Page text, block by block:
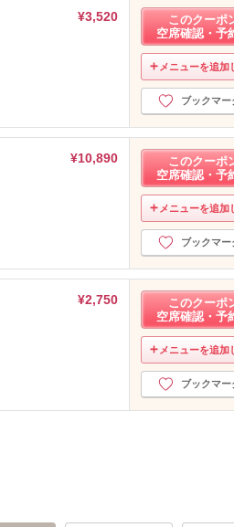
¥3,520
このクーポ
空席確認・予
メニューを追加
ブックマー
¥10,890
このクーポ
空席確認・予
メニューを追加
ブックマー
¥2,750
このクーポ
空席確認・予
メニューを追加
ブックマー